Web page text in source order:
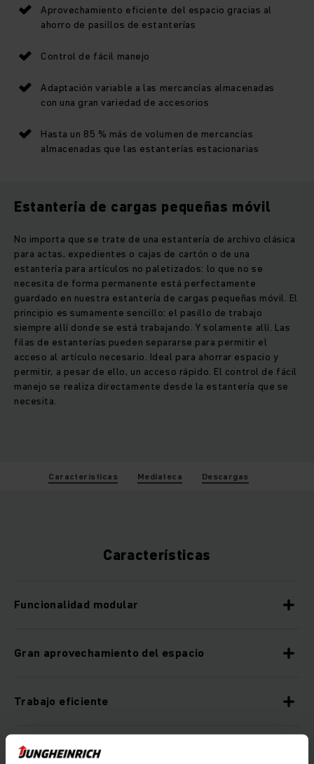
Aprovechamiento eficiente del espacio gracias al
ahorro de pasillos de estanterías
Control de fácil manejo
Adaptación variable a las mercancías almacenadas
con una gran variedad de accesorios
Hasta un 85 % más de volumen de mercancías
almacenadas que las estanterías estacionarias
Estantería de cargas pequeñas móvil
No importa que se trate de una estantería de archivo clásica
para actas, expedientes o cajas de cartón o de una
estantería para artículos no paletizados: lo que no se
necesita de forma permanente está perfectamente
guardado en nuestra estantería de cargas pequeñas móvil. El
principio es sumamente sencillo: el pasillo de trabajo
siempre allí donde se está trabajando. Y solamente allí. Las
filas de estanterías pueden separarse para permitir el
acceso al artículo necesario. Ideal para ahorrar espacio y
permitir, a pesar de ello, un acceso rápido. El control de fácil
manejo se realiza directamente desde la estantería que se
necesita.
Características Mediateca Descargas
Características
Funcionalidad modular
Gran aprovechamiento del espacio
Trabajo eficiente
Alta seguridad de procesos